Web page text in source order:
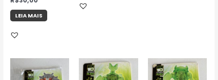
LEIA MAIS